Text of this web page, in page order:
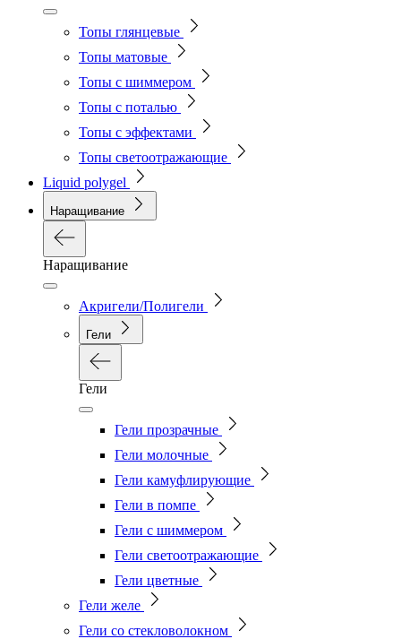
Топы глянцевые
Топы матовые
Топы с шиммером
Топы с поталью
Топы с эффектами
Топы светоотражающие
Liquid polygel
Наращивание
Наращивание
Акригели/Полигели
Гели
Гели
Гели прозрачные
Гели молочные
Гели камуфлирующие
Гели в помпе
Гели с шиммером
Гели светоотражающие
Гели цветные
Гели желе
Гели со стекловолокном